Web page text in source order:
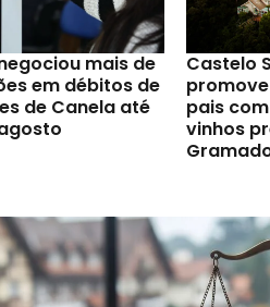
mais de
em débitos de
de Canela até
Castelo
pais
vinhos